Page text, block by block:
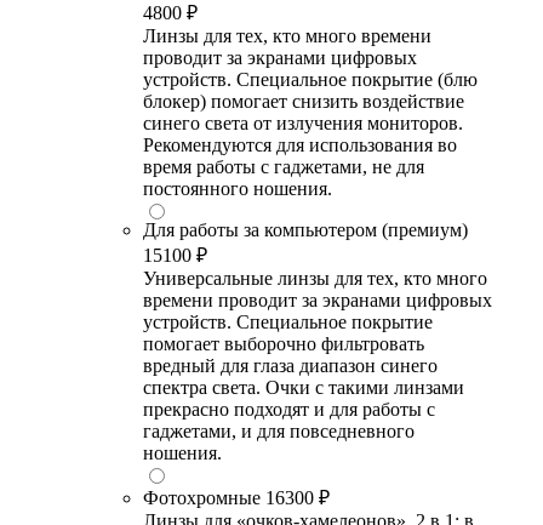
4800 ₽
Линзы для тех, кто много времени
проводит за экранами цифровых
устройств. Специальное покрытие (блю
блокер) помогает снизить воздействие
синего света от излучения мониторов.
Рекомендуются для использования во
время работы с гаджетами, не для
постоянного ношения.
Для работы за компьютером (премиум)
15100 ₽
Универсальные линзы для тех, кто много
времени проводит за экранами цифровых
устройств. Специальное покрытие
помогает выборочно фильтровать
вредный для глаза диапазон синего
спектра света. Очки с такими линзами
прекрасно подходят и для работы с
гаджетами, и для повседневного
ношения.
Фотохромные 16300 ₽
Линзы для «очков-хамелеонов». 2 в 1: в